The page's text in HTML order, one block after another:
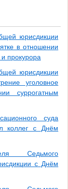
юрисдикции
в отношении
прокурора
юрисдикции
уголовное
суррогатным
суда
коллег с Днём
Седьмого
с Днём